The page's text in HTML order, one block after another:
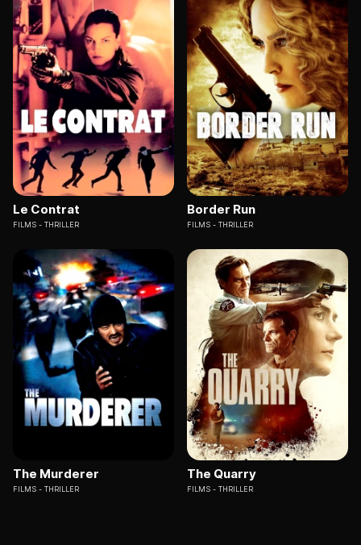
Le Contrat
FILMS THRILLER
Border Run
FILMS THRILLER
The Murderer
FILMS THRILLER
The Quarry
FILMS THRILLER